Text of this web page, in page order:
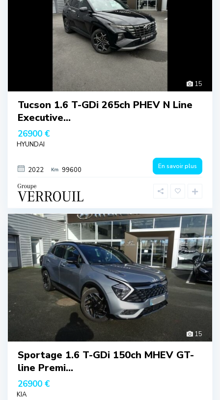
15
Tucson 1.6 T-GDi 265ch PHEV N Line
Executive...
26900 €
HYUNDAI
2022 99600 En savoir plus
15
Sportage 1.6 T-GDi 150ch MHEV GT-
line Premi...
26900 €
KIA